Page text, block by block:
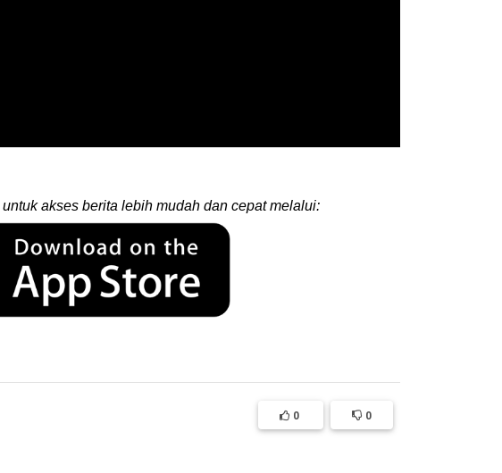
untuk akses berita lebih mudah dan cepat melalui:
0 0